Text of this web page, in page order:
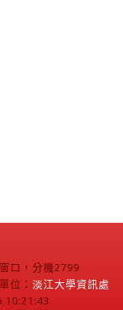
口，分機2799
位： 淡江大學資訊處
10:21:43